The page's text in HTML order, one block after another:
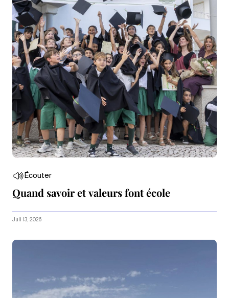
Écouter
Quand savoir et valeurs font école
Juli 13, 2026